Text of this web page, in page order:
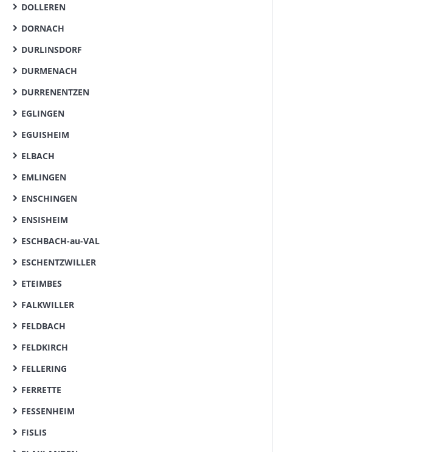
DOLLEREN
DORNACH
DURLINSDORF
DURMENACH
DURRENENTZEN
EGLINGEN
EGUISHEIM
ELBACH
EMLINGEN
ENSCHINGEN
ENSISHEIM
ESCHBACH-au-VAL
ESCHENTZWILLER
ETEIMBES
FALKWILLER
FELDBACH
FELDKIRCH
FELLERING
FERRETTE
FESSENHEIM
FISLIS